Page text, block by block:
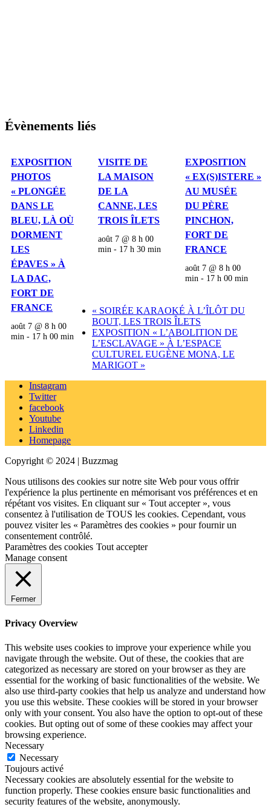
Évènements liés
EXPOSITION
PHOTOS
« PLONGÉE
DANS LE
BLEU, LÀ OÙ
DORMENT
LES
ÉPAVES » À
LA DAC,
FORT DE
FRANCE
août 7 @ 8 h 00
min - 17 h 00 min
VISITE DE
LA MAISON
DE LA
CANNE, LES
TROIS ÎLETS
août 7 @ 8 h 00
min - 17 h 30 min
EXPOSITION
« EX(S)ISTERE »
AU MUSÉE
DU PÈRE
PINCHON,
FORT DE
FRANCE
août 7 @ 8 h 00
min - 17 h 00 min
« SOIRÉE KARAOKÉ À L’ÎLÔT DU
BOUT, LES TROIS ÎLETS
EXPOSITION « L’ABOLITION DE
L’ESCLAVAGE » À L’ESPACE
CULTUREL EUGÈNE MONA, LE
MARIGOT »
Instagram
Twitter
facebook
Youtube
Linkedin
Homepage
Copyright © 2024 | Buzzmag
Nous utilisons des cookies sur notre site Web pour vous offrir
l'expérience la plus pertinente en mémorisant vos préférences et en
répétant vos visites. En cliquant sur « Tout accepter », vous
consentez à l'utilisation de TOUS les cookies. Cependant, vous
pouvez visiter les « Paramètres des cookies » pour fournir un
consentement contrôlé.
Paramètres des cookies Tout accepter
Manage consent
Fermer
Privacy Overview
This website uses cookies to improve your experience while you
navigate through the website. Out of these, the cookies that are
categorized as necessary are stored on your browser as they are
essential for the working of basic functionalities of the website. We
also use third-party cookies that help us analyze and understand how
you use this website. These cookies will be stored in your browser
only with your consent. You also have the option to opt-out of these
cookies. But opting out of some of these cookies may affect your
browsing experience.
Necessary
Necessary
Toujours activé
Necessary cookies are absolutely essential for the website to
function properly. These cookies ensure basic functionalities and
security features of the website, anonymously.